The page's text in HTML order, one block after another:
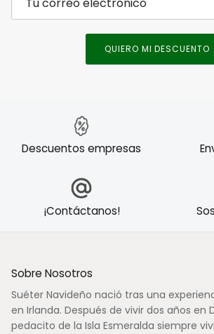
QUIERO MI DESCUENTO
Descuentos empresas
¡Contáctanos!
Sobre Nosotros
Suéter Navideño nació tras una
en Irlanda. Después de vivir dos años en
pedacito de la Isla Esmeralda siempre